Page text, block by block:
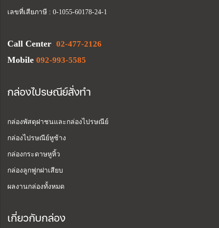
เลขที่เสียภาษี : 0-1055-60178-24-1
Call Center 02-477-2126
Mobile 092-993-5585
กล่องไปรษณีย์สั่งทำ
กล่องพัสดุฝาชนและกล่องไปรษณีย์
กล่องไปรษณีย์หูช้าง
กล่องกระดาษหูหิ้ว
กล่องลูกฟูกฝาเสียบ
ผลงานกล่องทั้งหมด
เกี่ยวกับกล่อง